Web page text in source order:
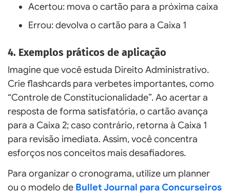
Acertou: mova o cartão para a próxima caixa
Errou: devolva o cartão para a Caixa 1
4. Exemplos práticos de aplicação
Imagine que você estuda Direito Administrativo.
Crie flashcards para verbetes importantes, como
“Controle de Constitucionalidade”. Ao acertar a
resposta de forma satisfatória, o cartão avança
para a Caixa 2; caso contrário, retorna à Caixa 1
para revisão imediata. Assim, você concentra
esforços nos conceitos mais desafiadores.
Para organizar o cronograma, utilize um planner
ou o modelo de Bullet Journal para Concurseiros